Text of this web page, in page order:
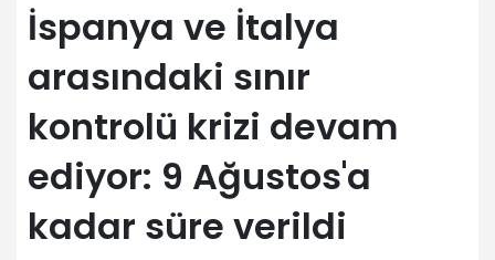
İspanya ve İtalya
arasındaki sınır
kontrolü krizi devam
ediyor: 9 Ağustos'a
kadar süre verildi